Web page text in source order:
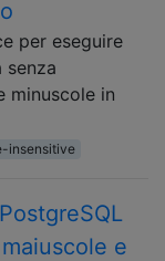
per eseguire
senza
minuscole in
insensitive
e